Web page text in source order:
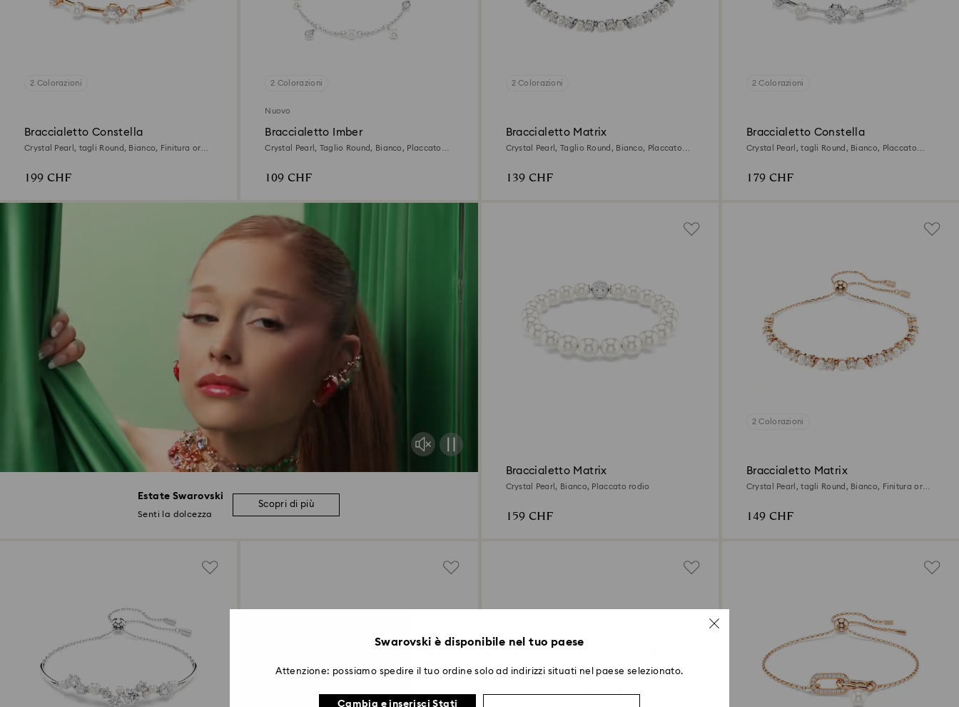
Estate Swarovski
Senti la dolcezza
Scopri di più
2 Colorazioni
Braccialetto Constella
Crystal Pearl, tagli Round, Bianco, Finitura oro
199 CHF
2 Colorazioni
Nuovo
Braccialetto Imber
Crystal Pearl, Taglio Round, Bianco, Placcato
109 CHF
2 Colorazioni
Braccialetto Matrix
Crystal Pearl, Taglio Round, Bianco, Placcato
139 CHF
2 Colorazioni
Braccialetto Constella
Crystal Pearl, tagli Round, Bianco, Placcato
179 CHF
Braccialetto Matrix
Crystal Pearl, Bianco, Placcato rodio
159 CHF
2 Colorazioni
Braccialetto Matrix
Crystal Pearl, tagli Round, Bianco, Finitura oro
149 CHF
Swarovski è disponibile nel tuo paese
Attenzione: possiamo spedire il tuo ordine solo ad indirizzi situati nel paese selezionato.
Cambia e inserisci Stati